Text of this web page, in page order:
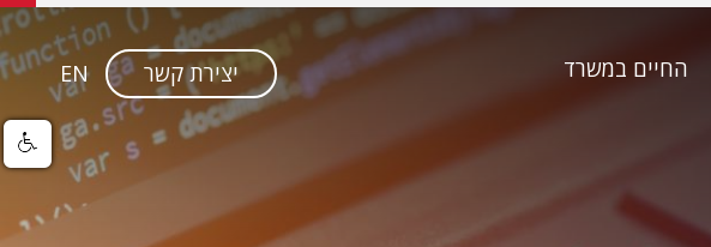
החיים במשרד יצירת קשר EN